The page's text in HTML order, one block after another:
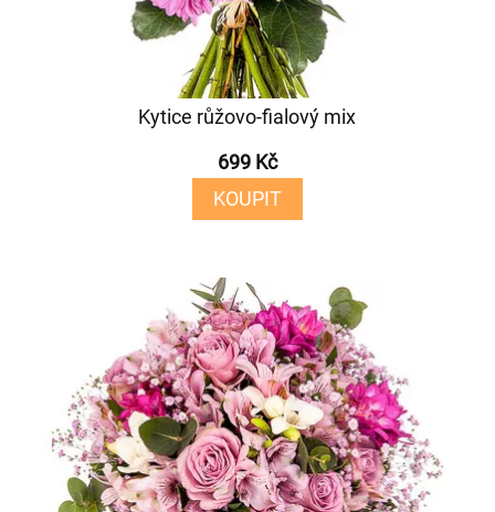
Kytice růžovo-fialový mix
699 Kč
KOUPIT